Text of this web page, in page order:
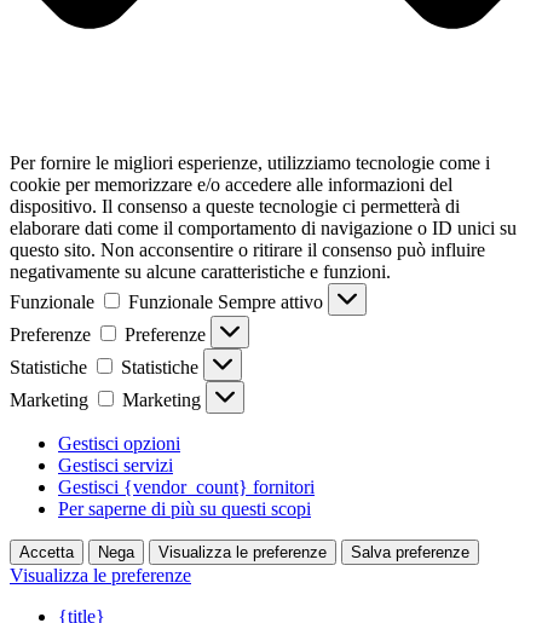
Per fornire le migliori esperienze, utilizziamo tecnologie come i
cookie per memorizzare e/o accedere alle informazioni del
dispositivo. Il consenso a queste tecnologie ci permetterà di
elaborare dati come il comportamento di navigazione o ID unici su
questo sito. Non acconsentire o ritirare il consenso può influire
negativamente su alcune caratteristiche e funzioni.
Funzionale
Funzionale Sempre attivo
Preferenze
Preferenze
Statistiche
Statistiche
Marketing
Marketing
Gestisci opzioni
Gestisci servizi
Gestisci {vendor_count} fornitori
Per saperne di più su questi scopi
Accetta Nega Visualizza le preferenze Salva preferenze
Visualizza le preferenze
{title}